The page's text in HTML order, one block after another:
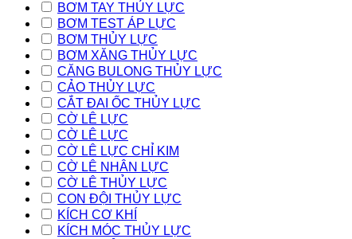
BƠM TAY THỦY LỰC
BƠM TEST ÁP LỰC
BƠM THỦY LỰC
BƠM XĂNG THỦY LỰC
CĂNG BULONG THỦY LỰC
CẢO THỦY LỰC
CẮT ĐAI ỐC THỦY LỰC
CỜ LÊ LỰC
CỜ LÊ LỰC
CỜ LÊ LỰC CHỈ KIM
CỜ LÊ NHÂN LỰC
CỜ LÊ THỦY LỰC
CON ĐỘI THỦY LỰC
KÍCH CƠ KHÍ
KÍCH MÓC THỦY LỰC